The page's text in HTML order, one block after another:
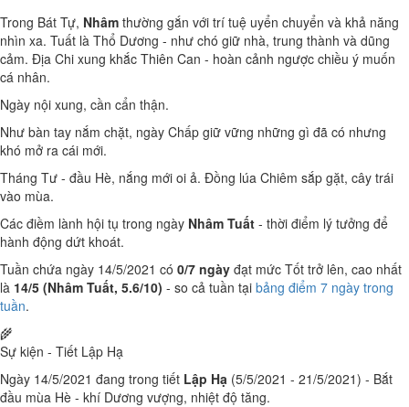
Trong Bát Tự, Nhâm thường gắn với trí tuệ uyển chuyển và khả năng
nhìn xa. Tuất là Thổ Dương - như chó giữ nhà, trung thành và dũng
cảm. Địa Chi xung khắc Thiên Can - hoàn cảnh ngược chiều ý muốn
cá nhân.
Ngày nội xung, cần cẩn thận.
Như bàn tay nắm chặt, ngày Chấp giữ vững những gì đã có nhưng
khó mở ra cái mới.
Tháng Tư - đầu Hè, nắng mới oi ả. Đồng lúa Chiêm sắp gặt, cây trái
vào mùa.
Các điềm lành hội tụ trong ngày Nhâm Tuất - thời điểm lý tưởng để
hành động dứt khoát.
Tuần chứa ngày 14/5/2021 có 0/7 ngày đạt mức Tốt trở lên, cao nhất
là 14/5 (Nhâm Tuất, 5.6/10) - so cả tuần tại bảng điểm 7 ngày trong
tuần.
🌾
Sự kiện - Tiết Lập Hạ
Ngày 14/5/2021 đang trong tiết Lập Hạ (5/5/2021 - 21/5/2021) - Bắt
đầu mùa Hè - khí Dương vượng, nhiệt độ tăng.